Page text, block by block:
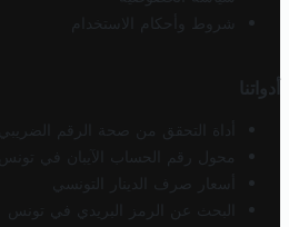
شروط وأحكام الاستخدام
أدواتنا
أداة التحقق من صحة الرقم
محول رقم الحساب الآيبان في تونس
أسعار صرف الدينار التونسي
البحث عن الرمز البريدي في تونس